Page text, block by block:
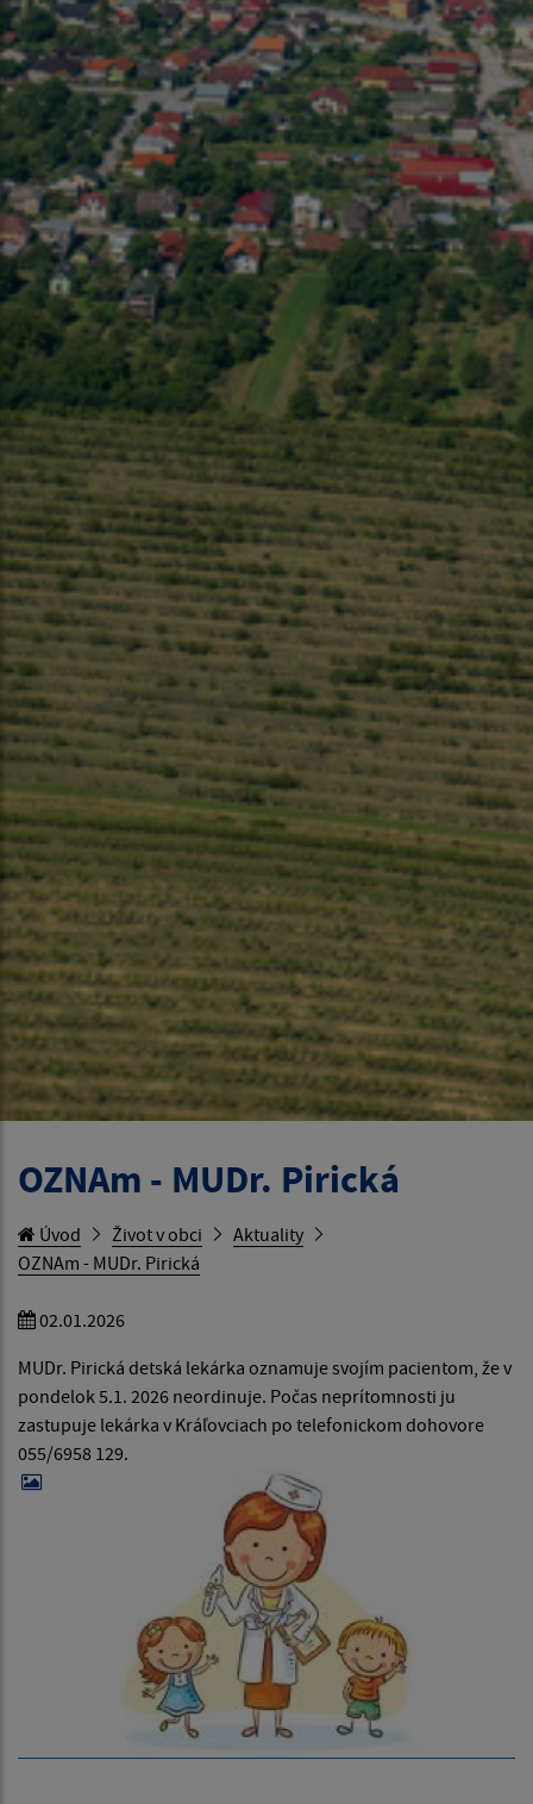
OZNAm - MUDr. Pirická
Úvod Život v obci
Aktuality
OZNAm - MUDr. Pirická
02.01.2026
MUDr. Pirická detská lekárka oznamuje svojím pacientom, že v
pondelok 5.1. 2026 neordinuje. Počas neprítomnosti ju
zastupuje lekárka v Kráľovciach po telefonickom dohovore
055/6958 129.